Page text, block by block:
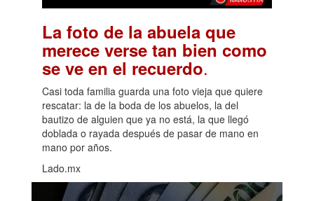
La foto de la abuela que
merece verse tan bien como
se ve en el recuerdo.
Casi toda familia guarda una foto vieja que quiere
rescatar: la de la boda de los abuelos, la del
bautizo de alguien que ya no está, la que llegó
doblada o rayada después de pasar de mano en
mano por años.
Lado.mx